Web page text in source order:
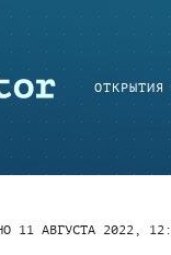
ОТКРЫТИЯ
11 АВГУСТА 2022,